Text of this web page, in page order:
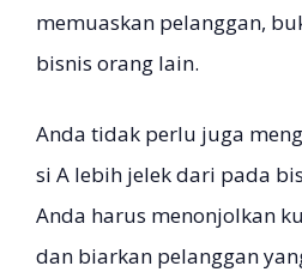
memuaskan pelanggan,
bisnis orang lain.
Anda tidak perlu juga
si A lebih jelek dari pada
Anda harus menonjolkan
dan biarkan pelanggan